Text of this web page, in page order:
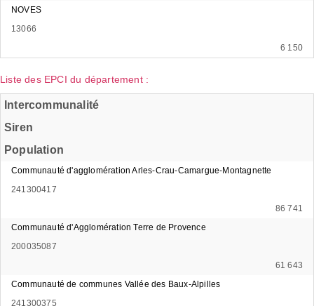
NOVES
13066
6 150
Liste des EPCI du département :
Intercommunalité
Siren
Population
Communauté d'agglomération Arles-Crau-Camargue-Montagnette
241300417
86 741
Communauté d'Agglomération Terre de Provence
200035087
61 643
Communauté de communes Vallée des Baux-Alpilles
241300375